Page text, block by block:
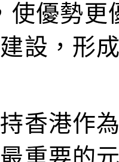
使優勢
設，形
香港作